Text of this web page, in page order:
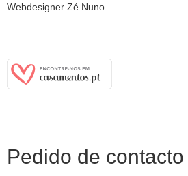
Webdesigner Zé Nuno
Pedido de contacto